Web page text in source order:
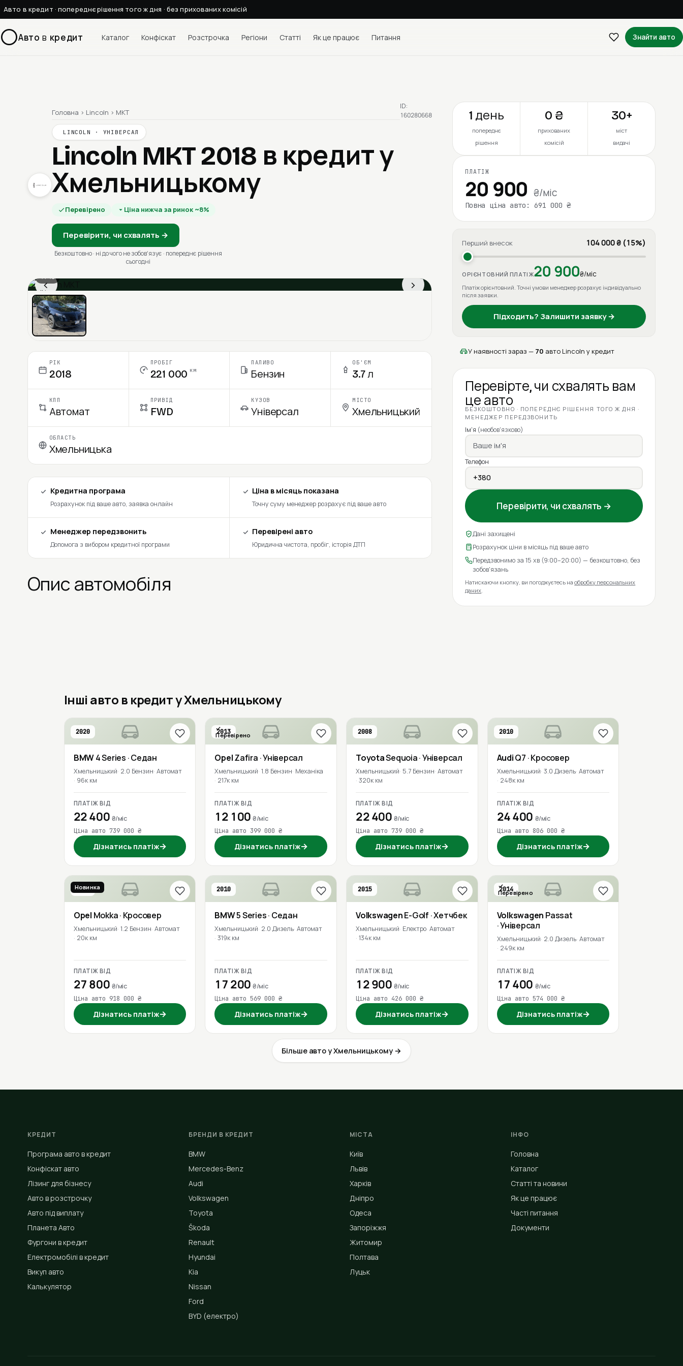
Авто в кредит · попереднє рішення того ж дня · без прихованих комісій
Авто в кредит Каталог Конфіскат Розстрочка Регіони Статті Як це працює Питання Знайти авто
Головна › Lincoln › MKT
LINCOLN · УНІВЕРСАЛ
Lincoln MKT 2018 в кредит у
Хмельницькому
Перевірено Ціна нижча за ринок ~8%
Перевірити, чи схвалять →
Безкоштовно · ні до чого не зобовʼязує · попереднє рішення
сьогодні
ID:
160280668
‹ ›
1 / 13
Ціна в місяць
РІК
2018
ПРОБІГ
221 000 км
ПАЛИВО
Бензин
ОБ'ЄМ
3.7 л
КПП
Автомат
ПРИВІД
FWD
КУЗОВ
Універсал
МІСТО
Хмельницький
ОБЛАСТЬ
Хмельницька
Кредитна програма
Розрахунок під ваше авто, заявка онлайн
Ціна в місяць показана
Точну суму менеджер розрахує під ваше авто
Менеджер передзвонить
Допомога з вибором кредитної програми
Перевірені авто
Юридична чистота, пробіг, історія ДТП
Опис автомобіля
1 день
попереднє
рішення
0 ₴
прихованих
комісій
30+
міст
видачі
ПЛАТІЖ
20 900 ₴/міс
Повна ціна авто: 691 000 ₴
Перший внесок 104 000 ₴ (15%)
ОРІЄНТОВНИЙ ПЛАТІЖ20 900₴/міс
Платіж орієнтовний. Точні умови менеджер розрахує індивідуально
після заявки.
Підходить? Залишити заявку →
У наявності зараз — 70 авто Lincoln у кредит
Перевірте, чи схвалять вам
це авто
БЕЗКОШТОВНО · ПОПЕРЕДНЄ РІШЕННЯ ТОГО Ж ДНЯ ·
МЕНЕДЖЕР ПЕРЕДЗВОНИТЬ
Ім'я (необов'язково)
Телефон
Перевірити, чи схвалять →
Дані захищені
Розрахунок ціни в місяць під ваше авто
Передзвонимо за 15 хв (9:00–20:00) — безкоштовно, без
зобов'язань
Натискаючи кнопку, ви погоджуєтесь наобробку персональних
даних
Інші авто в кредит у Хмельницькому
2020
BMW4 Series · Седан
Хмельницький 2.0 Бензин Автомат
96к км
ПЛАТІЖ ВІД
22 400 ₴/міс
Ціна авто 739 000 ₴
Дізнатись платіж→
2013
Перевірено
OpelZafira · Універсал
Хмельницький 1.8 Бензин Механіка
217к км
ПЛАТІЖ ВІД
12 100₴/міс
Ціна авто 399 000 ₴
Дізнатись платіж→
2008
ToyotaSequoia· Універсал
Хмельницький 5.7 Бензин Автомат
320к км
ПЛАТІЖ ВІД
22 400 ₴/міс
Ціна авто 739 000 ₴
Дізнатись платіж→
2010
AudiQ7 · Кросовер
Хмельницький 3.0 Дизель Автомат
248к км
ПЛАТІЖ ВІД
24 400 ₴/міс
Ціна авто 806 000 ₴
Дізнатись платіж→
2023
Новинка
Opel Mokka· Кросовер
Хмельницький 1.2 Бензин Автомат
20к км
ПЛАТІЖ ВІД
27 800 ₴/міс
Ціна авто 918 000 ₴
Дізнатись платіж→
2010
BMW5 Series· Седан
Хмельницький 2.0 Дизель Автомат
319к км
ПЛАТІЖ ВІД
17 200₴/міс
Ціна авто 569 000 ₴
Дізнатись платіж→
2015
VolkswagenE-Golf · Хетчбек
Хмельницький Електро Автомат
134к км
ПЛАТІЖ ВІД
12 900 ₴/міс
Ціна авто 426 000 ₴
Дізнатись платіж→
2014
Перевірено
Volkswagen Passat
· Універсал
Хмельницький 2.0 Дизель Автомат
249к км
ПЛАТІЖ ВІД
17 400 ₴/міс
Ціна авто 574 000 ₴
Дізнатись платіж→
Більше авто у Хмельницькому →
КРЕДИТ
Програма авто в кредит
Конфіскат авто
Лізинг для бізнесу
Авто в розстрочку
Авто під виплату
Планета Авто
Фургони в кредит
Електромобілі в кредит
Викуп авто
Калькулятор
БРЕНДИ В КРЕДИТ
BMW
Mercedes-Benz
Audi
Volkswagen
Toyota
Škoda
Renault
Hyundai
Kia
Nissan
Ford
BYD (електро)
МІСТА
Київ
Львів
Харків
Дніпро
Одеса
Запоріжжя
Житомир
Полтава
Луцьк
ІНФО
Головна
Каталог
Статті та новини
Як це працює
Часті питання
Документи